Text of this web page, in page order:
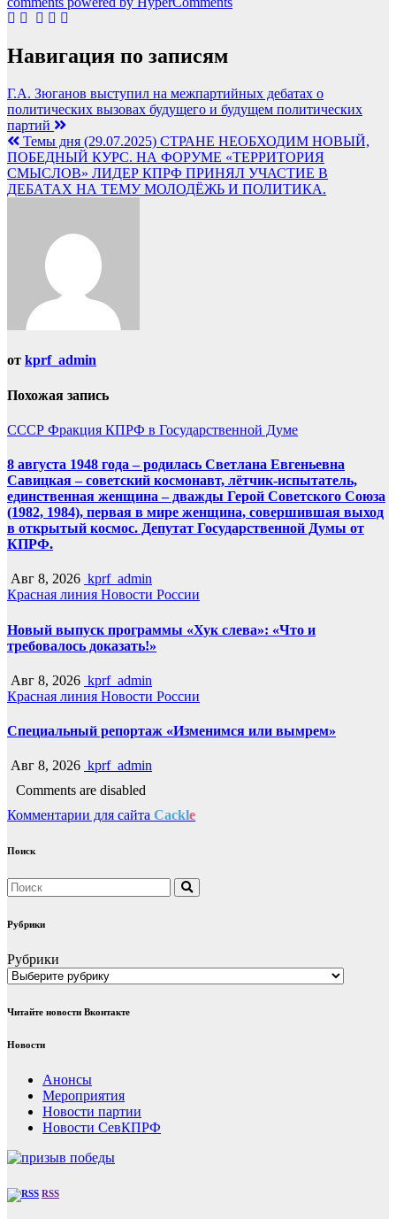
Навигация по записям
Г.А. Зюганов выступил на межпартийных дебатах о
политических вызовах будущего и будущем политических
партий
Темы дня (29.07.2025) СТРАНЕ НЕОБХОДИМ НОВЫЙ,
ПОБЕДНЫЙ КУРС. НА ФОРУМЕ «ТЕРРИТОРИЯ
СМЫСЛОВ» ЛИДЕР КПРФ ПРИНЯЛ УЧАСТИЕ В
ДЕБАТАХ НА ТЕМУ МОЛОДЁЖЬ И ПОЛИТИКА.
от kprf_admin
Похожая запись
СССР Фракция КПРФ в Государственной Думе
8 августа 1948 года – родилась Светлана Евгеньевна
Савицкая – советский космонавт, лётчик-испытатель,
единственная женщина – дважды Герой Советского Союза
(1982, 1984), первая в мире женщина, совершившая выход
в открытый космос. Депутат Государственной Думы от
КПРФ.
Авг 8, 2026 kprf_admin
Красная линия Новости России
Новый выпуск программы «Хук слева»: «Что и
требовалось доказать!»
Авг 8, 2026 kprf_admin
Красная линия Новости России
Специальный репортаж «Изменимся или вымрем»
Авг 8, 2026 kprf_admin
Comments are disabled
Комментарии для сайта Cackle
Поиск
Рубрики
Рубрики
Читайте новости Вконтакте
Новости
Анонсы
Мероприятия
Новости партии
Новости СевКПРФ
RSS